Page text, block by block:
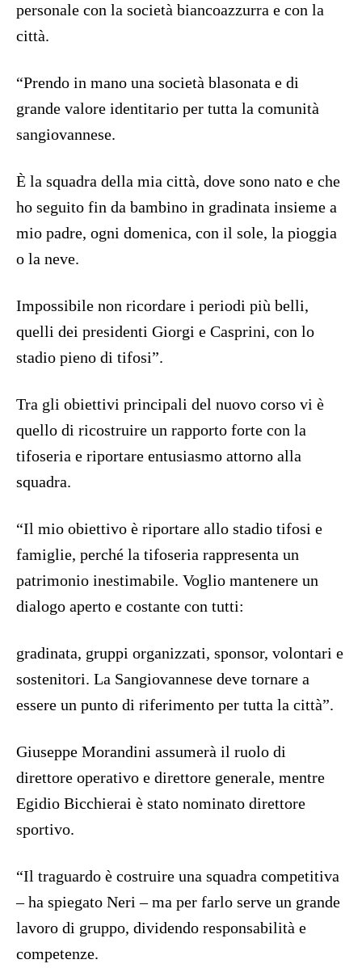
personale con la società biancoazzurra e con la
città.
“Prendo in mano una società blasonata e di
grande valore identitario per tutta la comunità
sangiovannese.
È la squadra della mia città, dove sono nato e che
ho seguito fin da bambino in gradinata insieme a
mio padre, ogni domenica, con il sole, la pioggia
o la neve.
Impossibile non ricordare i periodi più belli,
quelli dei presidenti Giorgi e Casprini, con lo
stadio pieno di tifosi”.
Tra gli obiettivi principali del nuovo corso vi è
quello di ricostruire un rapporto forte con la
tifoseria e riportare entusiasmo attorno alla
squadra.
“Il mio obiettivo è riportare allo stadio tifosi e
famiglie, perché la tifoseria rappresenta un
patrimonio inestimabile. Voglio mantenere un
dialogo aperto e costante con tutti:
gradinata, gruppi organizzati, sponsor, volontari e
sostenitori. La Sangiovannese deve tornare a
essere un punto di riferimento per tutta la città”.
Giuseppe Morandini assumerà il ruolo di
direttore operativo e direttore generale, mentre
Egidio Bicchierai è stato nominato direttore
sportivo.
“Il traguardo è costruire una squadra competitiva
– ha spiegato Neri – ma per farlo serve un grande
lavoro di gruppo, dividendo responsabilità e
competenze.